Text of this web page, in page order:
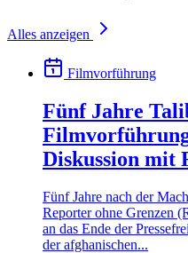
Alles anzeigen
Filmvorführung
Fünf Jahre
Diskussion mit
Fünf Jahre nach der
Reporter ohne Grenzen
an das Ende der
der afghanischen...